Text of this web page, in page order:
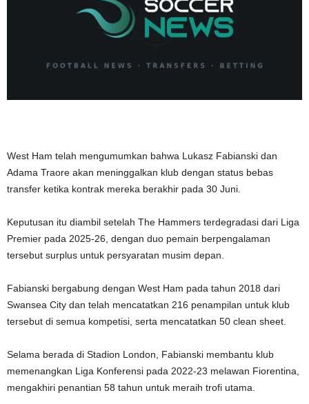
West Ham telah mengumumkan bahwa Lukasz Fabianski dan
Adama Traore akan meninggalkan klub dengan status bebas
transfer ketika kontrak mereka berakhir pada 30 Juni.
Keputusan itu diambil setelah The Hammers terdegradasi dari Liga
Premier pada 2025-26, dengan duo pemain berpengalaman
tersebut surplus untuk persyaratan musim depan.
Fabianski bergabung dengan West Ham pada tahun 2018 dari
Swansea City dan telah mencatatkan 216 penampilan untuk klub
tersebut di semua kompetisi, serta mencatatkan 50 clean sheet.
Selama berada di Stadion London, Fabianski membantu klub
memenangkan Liga Konferensi pada 2022-23 melawan Fiorentina,
mengakhiri penantian 58 tahun untuk meraih trofi utama.